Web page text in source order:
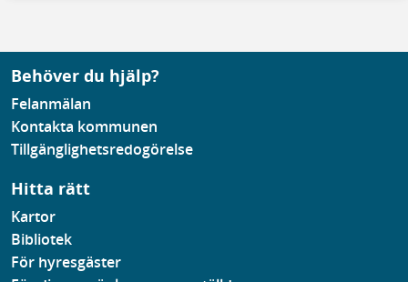
Behöver du hjälp?
Felanmälan
Kontakta kommunen
Tillgänglighetsredogörelse
Hitta rätt
Kartor
Bibliotek
För hyresgäster